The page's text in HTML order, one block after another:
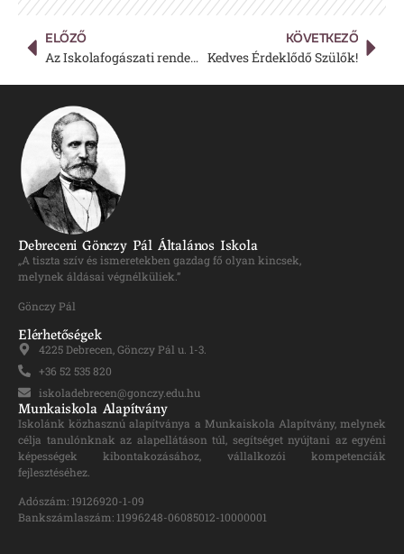
ELŐZŐ
Az Iskolafogászati rendelés a téli szünetben szünetel!
KÖVETKEZŐ
Kedves Érdeklődő Szülők!
Debreceni Gönczy Pál Általános Iskola
„A tiszta szív és ismeretekben gazdag fő olyan kincsek,
melynek áldásai végnélküliek.”
Gönczy Pál
Elérhetőségek
4225 Debrecen, Gönczy Pál u. 1-3.
+36 52 535 820
iskoladebrecen@gonczy.edu.hu
Munkaiskola Alapítvány
Iskolánk közhasznú alapítványa a Munkaiskola Alapítvány, melynek
célja tanulónknak az alapellátáson túl, segítséget nyújtani az egyéni
képességek kibontakozásához, vállalkozói kompetenciák
fejlesztéséhez.
Adószám: 19126920-1-09
Bankszámlaszám: 11996248-06085012-10000001